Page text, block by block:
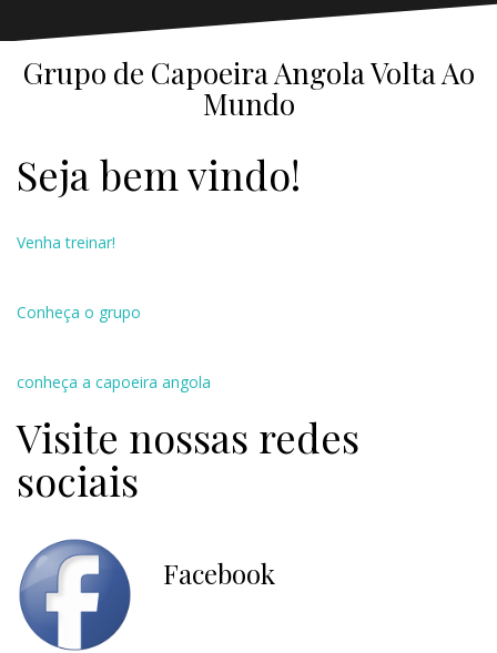
Grupo de Capoeira Angola Volta Ao
Mundo
Seja bem vindo!
Venha treinar!
Conheça o grupo
conheça a capoeira angola
Visite nossas redes
sociais
Facebook